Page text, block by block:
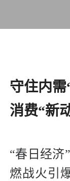
守住内
消费“新
“春日经济
燃战火引